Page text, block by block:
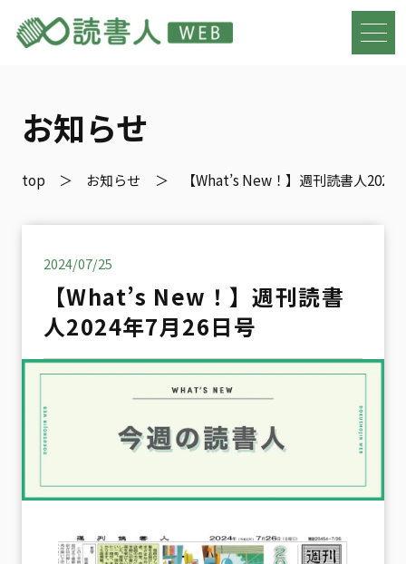
お知らせ
top お知らせ 【What’s New！】週刊読書人2024
2024/07/25
【What’s New！】週刊読書
人2024年7月26日号